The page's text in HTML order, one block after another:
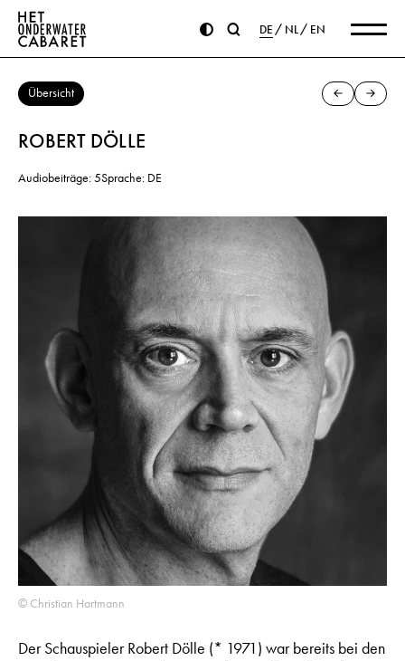
DE NL EN
Übersicht
ROBERT DÖLLE
Audiobeiträge: 5Sprache: DE
© Christian Hartmann
Der Schauspieler Robert Dölle (* 1971) war bereits bei den